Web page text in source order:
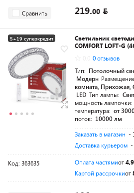
Сравнить 219.00
5+19 суперкредит
Разумная цена
Светильник
COMFORT LOFT-G
0 отзывов
Тип: Потолочный
Модерн
комната, Прихожая,
LED Тип лампы:
мощность лампочки:
температура: от
поток: 10000 лм
Заказать в магазин -
Доставка курьером -
Код: 363635 Оплата частямиот
Картой рассрочкиот